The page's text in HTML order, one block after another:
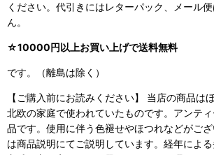
ください。代引きにはレターパック、メール
ん。
☆10000円以上お買い上げで送料無料
です。（離島は除く）
【ご購入前にお読みください】 当店の商品は
北欧の家庭で使われていたものです。アンティ
品です。使用に伴う色褪せやほつれなどがご
は商品説明にてご説明しています。経年によ